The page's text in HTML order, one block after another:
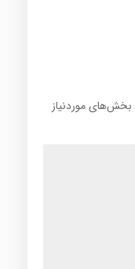
بخش‌های موردنیاز